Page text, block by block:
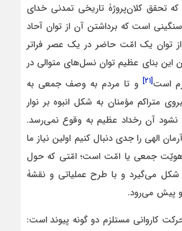
که تحقق کلان‌پروژۀ تاریخی تمدنی خدای
است که برداشتن آن از توان آحاد
توان یک امّت حاضر در یک عصر فراتر
این بنای عظیم توان نسل‌های متوالی در
است[۲۱]
و تا مردم به وصف جمعی به
متراکم مؤمنان به شکل انبوه بر نوار
نشود آن رخداد عظیم به وقوع نمی‌رسد.
الهی را جدی دنبال کنیم اولین نیاز ما
جمعی یا امّت است؛ امّتی که حول
شکل می‌گیرد و با طرح عملیاتی و نقشۀ
پیش می‌رود.
کاروانی مستلزم دو گونه پیوند است: